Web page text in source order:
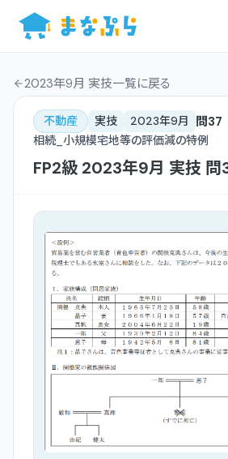
2023年9月 実技一覧に戻る
不動産 実技 2023年9月 問37
相続_小規模宅地等の評価減の特例
FP2級 2023年9月 実技 問